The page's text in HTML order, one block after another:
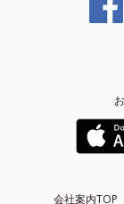
会社案内TOP